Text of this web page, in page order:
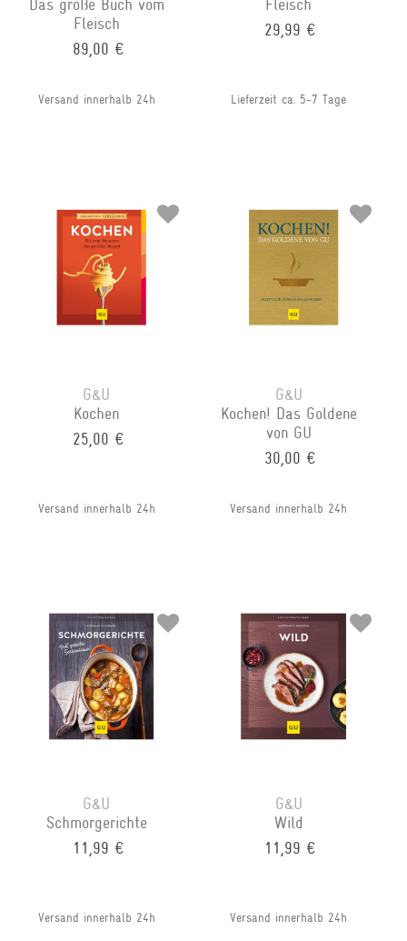
Das große Buch vom
Fleisch
89,00 €
Versand innerhalb 24h
Fleisch
29,99 €
Lieferzeit ca. 5-7 Tage
G&U
Kochen
25,00 €
Versand innerhalb 24h
G&U
Kochen! Das Goldene
von GU
30,00 €
Versand innerhalb 24h
G&U
Schmorgerichte
11,99 €
Versand innerhalb 24h
G&U
Wild
11,99 €
Versand innerhalb 24h